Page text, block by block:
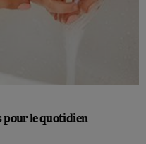
pour le quotidien